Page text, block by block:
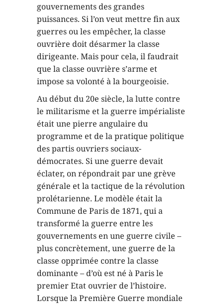
gouvernements des grandes
puissances. Si l’on veut mettre fin aux
guerres ou les empêcher, la classe
ouvrière doit désarmer la classe
dirigeante. Mais pour cela, il faudrait
que la classe ouvrière s’arme et
impose sa volonté à la bourgeoisie.
Au début du 20e siècle, la lutte contre
le militarisme et la guerre impérialiste
était une pierre angulaire du
programme et de la pratique politique
des partis ouvriers sociaux-
démocrates. Si une guerre devait
éclater, on répondrait par une grève
générale et la tactique de la révolution
prolétarienne. Le modèle était la
Commune de Paris de 1871, qui a
transformé la guerre entre les
gouvernements en une guerre civile –
plus concrètement, une guerre de la
classe opprimée contre la classe
dominante – d’où est né à Paris le
premier Etat ouvrier de l’histoire.
Lorsque la Première Guerre mondiale